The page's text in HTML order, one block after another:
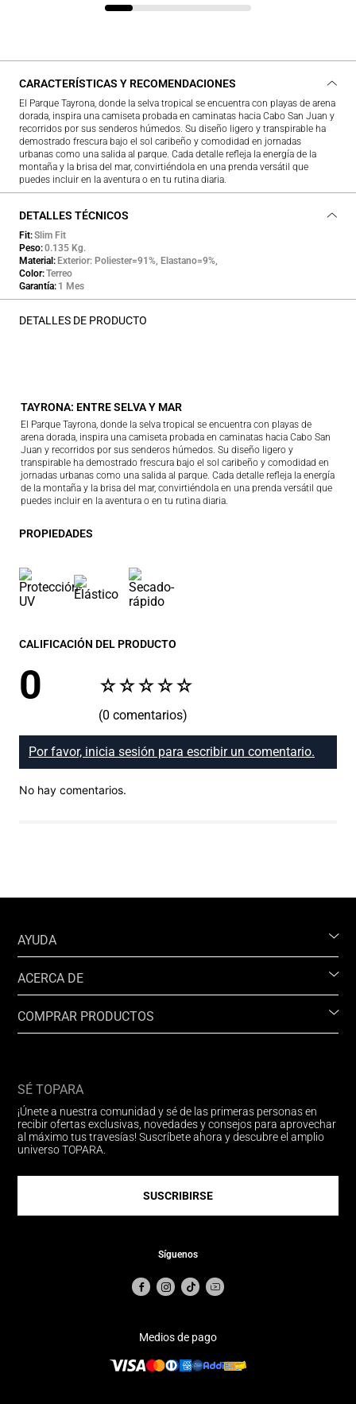
CARACTERÍSTICAS Y RECOMENDACIONES
El Parque Tayrona, donde la selva tropical se encuentra con playas de arena
dorada, inspira una camiseta probada en caminatas hacia Cabo San Juan y
recorridos por sus senderos húmedos. Su diseño ligero y transpirable ha
demostrado frescura bajo el sol caribeño y comodidad en jornadas
urbanas como una salida al parque. Cada detalle refleja la energía de la
montaña y la brisa del mar, convirtiéndola en una prenda versátil que
puedes incluir en la aventura o en tu rutina diaria.
DETALLES TÉCNICOS
Fit Slim Fit
Peso 0.135 Kg.
Material
Exterior: Poliester=91%, Elastano=9%,
Color Terreo
Garantía 1 Mes
DETALLES DE PRODUCTO
TAYRONA: ENTRE SELVA Y MAR
El Parque Tayrona, donde la selva tropical se encuentra con playas de
arena dorada, inspira una camiseta probada en caminatas hacia Cabo San
Juan y recorridos por sus senderos húmedos. Su diseño ligero y
transpirable ha demostrado frescura bajo el sol caribeño y comodidad en
jornadas urbanas como una salida al parque. Cada detalle refleja la energía
de la montaña y la brisa del mar, convirtiéndola en una prenda versátil que
puedes incluir en la aventura o en tu rutina diaria.
PROPIEDADES
CALIFICACIÓN DEL PRODUCTO
☆☆☆☆☆
0
(0 comentarios)
Por favor, inicia sesión para escribir un comentario.
No hay comentarios.
AYUDA
ACERCA DE
COMPRAR PRODUCTOS
SÉ TOPARA
¡Únete a nuestra comunidad y sé de las primeras personas en
recibir ofertas exclusivas, novedades y consejos para aprovechar
al máximo tus travesías! Suscríbete ahora y descubre el amplio
universo TOPARA.
SUSCRIBIRSE
Síguenos
Medios de pago